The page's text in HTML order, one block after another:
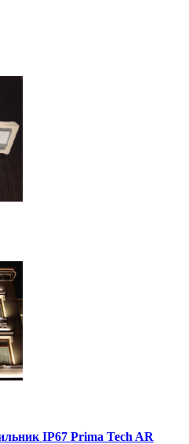
IP67 Prima Tech AR